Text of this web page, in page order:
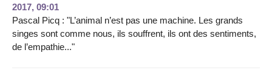
2017, 09:01
Pascal Picq : "L’animal n’est pas une machine. Les grands
singes sont comme nous, ils souffrent, ils ont des sentiments,
de l’empathie..."